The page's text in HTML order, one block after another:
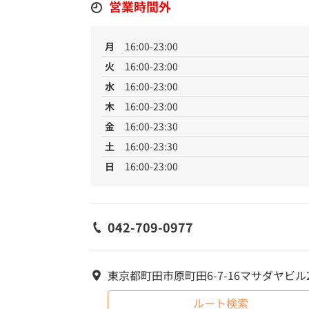
営業時間外
月
16:00-23:00
火
16:00-23:00
水
16:00-23:00
木
16:00-23:00
金
16:00-23:30
土
16:00-23:30
日
16:00-23:00
042-709-0977
東京都町田市原町田6-7-16マサダヤビル
ルート検索